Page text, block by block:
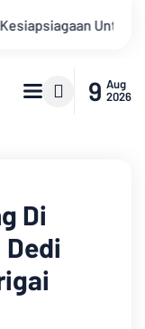
Menanggulangi
9 Aug
2026
Di
Dedi